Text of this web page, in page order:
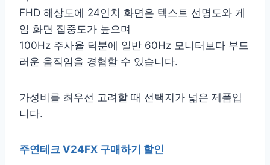
FHD 해상도에 24인치 화면은 텍스트 선명도와 게
임 화면 집중도가 높으며
100Hz 주사율 덕분에 일반 60Hz 모니터보다 부드
러운 움직임을 경험할 수 있습니다.
가성비를 최우선 고려할 때 선택지가 넓은 제품입
니다.
주연테크 V24FX 구매하기 할인